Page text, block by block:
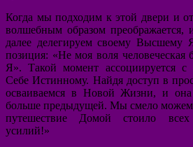
Когда мы подходим к этой двери и
волшебным образом преображается,
далее делегируем своему Высшему
позиция: «Не моя воля
Я». Такой момент ассоциируется
Себе Истинному. Найдя доступ в
осваиваемся в Новой Жизни, и она
больше предыдущей. Мы смело можем
путешествие Домой стоило
усилий!»